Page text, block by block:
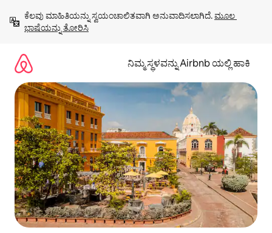
ಹೋಗಿ
ಕೆಲವು ಮಾಹಿತಿಯನ್ನು ಸ್ವಯಂಚಾಲಿತವಾಗಿ ಅನುವಾದಿಸಲಾಗಿದೆ. ಮೂಲ
ಭಾಷೆಯನ್ನು ತೋರಿಸಿ
ನಿಮ್ಮ ಸ್ಥಳವನ್ನು Airbnb ಯಲ್ಲಿ ಹಾಕಿ